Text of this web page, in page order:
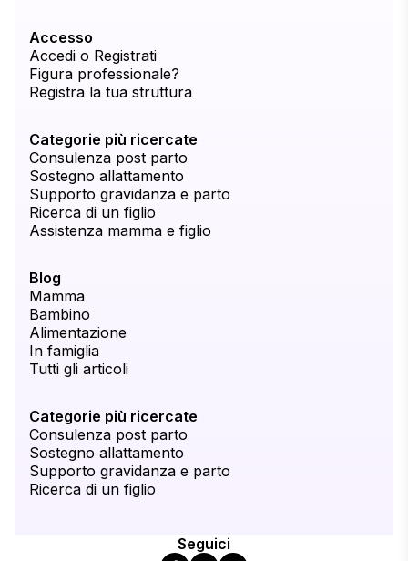
Accesso
Accedi o Registrati
Figura professionale?
Registra la tua struttura
Categorie più ricercate
Consulenza post parto
Sostegno allattamento
Supporto gravidanza e parto
Ricerca di un figlio
Assistenza mamma e figlio
Blog
Mamma
Bambino
Alimentazione
In famiglia
Tutti gli articoli
Categorie più ricercate
Consulenza post parto
Sostegno allattamento
Supporto gravidanza e parto
Ricerca di un figlio
Seguici